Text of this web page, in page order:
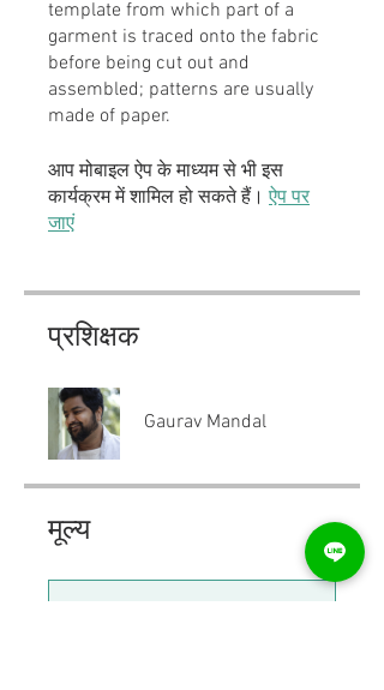
template from which part of a
garment is traced onto the fabric
before being cut out and
assembled; patterns are usually
made of paper.
आप मोबाइल ऐप के माध्यम से भी इस
कार्यक्रम में शामिल हो सकते हैं। ऐप पर
जाएं
प्रशिक्षक
Gaurav Mandal
मूल्य